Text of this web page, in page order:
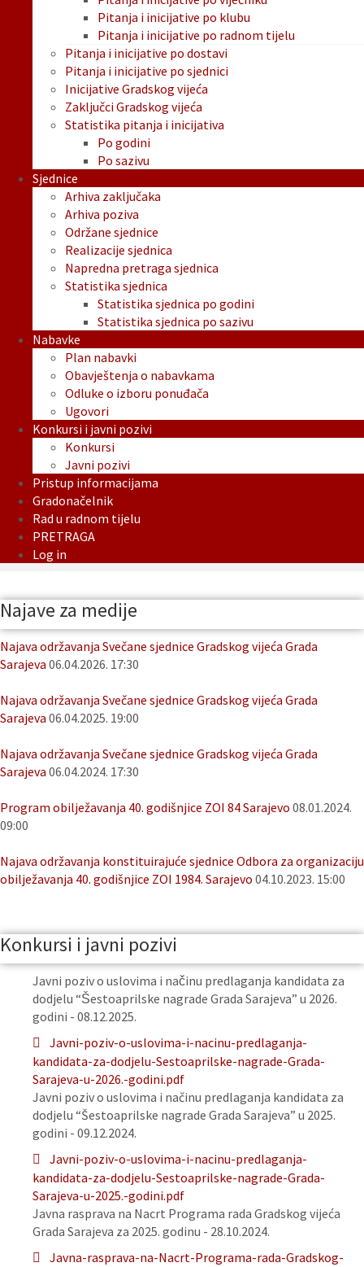
Pitanja i inicijative po klubu
Pitanja i inicijative po radnom tijelu
Pitanja i inicijative po dostavi
Pitanja i inicijative po sjednici
Inicijative Gradskog vijeća
Zaključci Gradskog vijeća
Statistika pitanja i inicijativa
Po godini
Po sazivu
Sjednice
Arhiva zaključaka
Arhiva poziva
Održane sjednice
Realizacije sjednica
Napredna pretraga sjednica
Statistika sjednica
Statistika sjednica po godini
Statistika sjednica po sazivu
Nabavke
Plan nabavki
Obavještenja o nabavkama
Odluke o izboru ponuđača
Ugovori
Konkursi i javni pozivi
Konkursi
Javni pozivi
Pristup informacijama
Gradonačelnik
Rad u radnom tijelu
PRETRAGA
Log in
Najave za medije
Najava održavanja Svečane sjednice Gradskog vijeća Grada
Sarajeva 06.04.2026. 17:30
Najava održavanja Svečane sjednice Gradskog vijeća Grada
Sarajeva 06.04.2025. 19:00
Najava održavanja Svečane sjednice Gradskog vijeća Grada
Sarajeva 06.04.2024. 17:30
Program obilježavanja 40. godišnjice ZOI 84 Sarajevo 08.01.2024.
09:00
Najava održavanja konstituirajuće sjednice Odbora za organizaciju
obilježavanja 40. godišnjice ZOI 1984. Sarajevo 04.10.2023. 15:00
Konkursi i javni pozivi
Javni poziv o uslovima i načinu predlaganja kandidata za
dodjelu “Šestoaprilske nagrade Grada Sarajeva” u 2026.
godini - 08.12.2025.
Javni-poziv-o-uslovima-i-nacinu-predlaganja-
kandidata-za-dodjelu-Sestoaprilske-nagrade-Grada-
Sarajeva-u-2026.-godini.pdf
Javni poziv o uslovima i načinu predlaganja kandidata za
dodjelu “Šestoaprilske nagrade Grada Sarajeva” u 2025.
godini - 09.12.2024.
Javni-poziv-o-uslovima-i-nacinu-predlaganja-
kandidata-za-dodjelu-Sestoaprilske-nagrade-Grada-
Sarajeva-u-2025.-godini.pdf
Javna rasprava na Nacrt Programa rada Gradskog vijeća
Grada Sarajeva za 2025. godinu - 28.10.2024.
Javna-rasprava-na-Nacrt-Programa-rada-Gradskog-